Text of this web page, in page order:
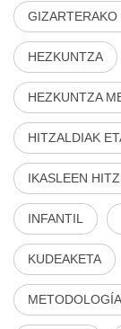
HEZKUNTZA
HEZKUNTZA
HITZALDIAK
IKASLEEN
INFANTIL
KUDEAKETA